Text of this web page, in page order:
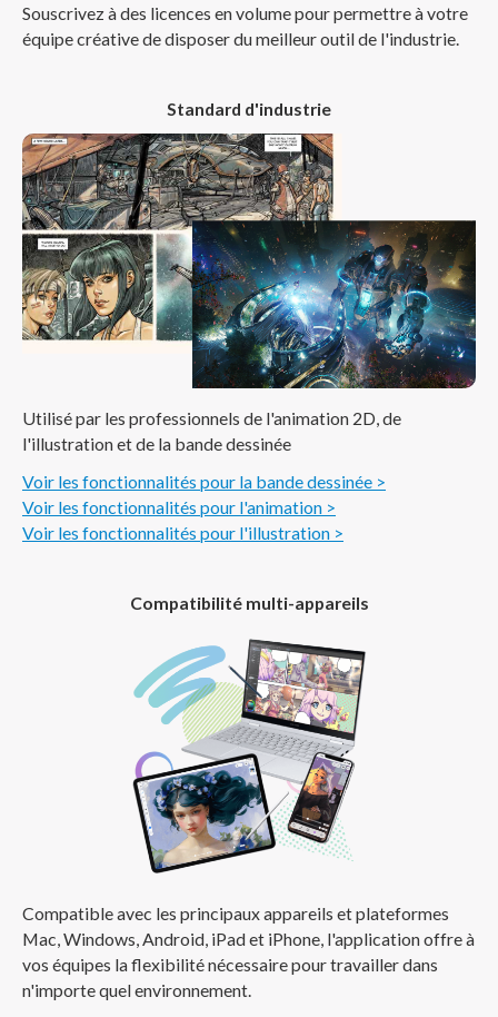
Souscrivez à des licences en volume pour permettre à votre
équipe créative de disposer du meilleur outil de l'industrie.
Standard d'industrie
Utilisé par les professionnels de l'animation 2D, de
l'illustration et de la bande dessinée
Voir les fonctionnalités pour la bande dessinée >
Voir les fonctionnalités pour l'animation >
Voir les fonctionnalités pour l'illustration >
Compatibilité multi-appareils
Compatible avec les principaux appareils et plateformes
Mac, Windows, Android, iPad et iPhone, l'application offre à
vos équipes la flexibilité nécessaire pour travailler dans
n'importe quel environnement.